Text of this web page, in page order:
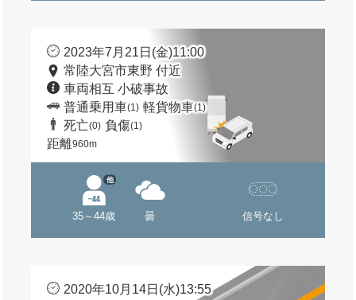
2023年7月21日(金)11:00
常陸大宮市東野 付近
車両相互 小破事故
普通乗用車(1) 軽貨物車(1)
死亡(0) 負傷(1)
距離960m
35～44歳
他
曇 信号なし
2020年10月14日(水)13:55